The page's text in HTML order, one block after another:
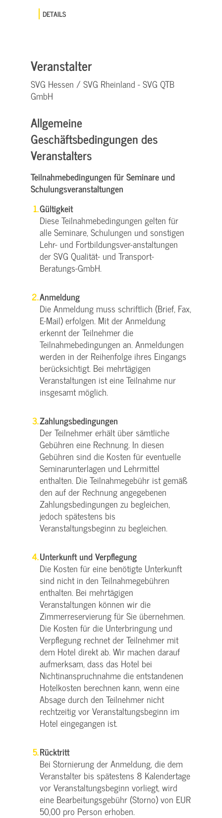
DETAILS
Veranstalter
SVG Hessen / SVG Rheinland - SVG QTB
GmbH
Allgemeine
Geschäftsbedingungen des
Veranstalters
Teilnahmebedingungen für Seminare und
Schulungsveranstaltungen
Gültigkeit
Diese Teilnahmebedingungen gelten für
alle Seminare, Schulungen und sonstigen
Lehr- und Fortbildungsver-anstaltungen
der SVG Qualität- und Transport-
Beratungs-GmbH.
Anmeldung
Die Anmeldung muss schriftlich (Brief, Fax,
E-Mail) erfolgen. Mit der Anmeldung
erkennt der Teilnehmer die
Teilnahmebedingungen an. Anmeldungen
werden in der Reihenfolge ihres Eingangs
berücksichtigt. Bei mehrtägigen
Veranstaltungen ist eine Teilnahme nur
insgesamt möglich.
Zahlungsbedingungen
Der Teilnehmer erhält über sämtliche
Gebühren eine Rechnung. In diesen
Gebühren sind die Kosten für eventuelle
Seminarunterlagen und Lehrmittel
enthalten. Die Teilnahmegebühr ist gemäß
den auf der Rechnung angegebenen
Zahlungsbedingungen zu begleichen,
jedoch spätestens bis
Veranstaltungsbeginn zu begleichen.
Unterkunft und Verpflegung
Die Kosten für eine benötigte Unterkunft
sind nicht in den Teilnahmegebühren
enthalten. Bei mehrtägigen
Veranstaltungen können wir die
Zimmerreservierung für Sie übernehmen.
Die Kosten für die Unterbringung und
Verpflegung rechnet der Teilnehmer mit
dem Hotel direkt ab. Wir machen darauf
aufmerksam, dass das Hotel bei
Nichtinanspruchnahme die entstandenen
Hotelkosten berechnen kann, wenn eine
Absage durch den Teilnehmer nicht
rechtzeitig vor Veranstaltungsbeginn im
Hotel eingegangen ist.
Rücktritt
Bei Stornierung der Anmeldung, die dem
Veranstalter bis spätestens 8 Kalendertage
vor Veranstaltungsbeginn vorliegt, wird
eine Bearbeitungsgebühr (Storno) von EUR
50,00 pro Person erhoben.